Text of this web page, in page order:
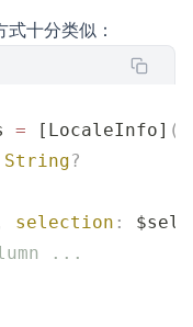
十分类似：
= [LocaleInfo] ()
String?
selection :
...